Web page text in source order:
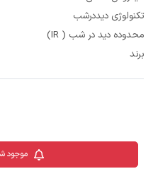
تکنولوژی دیددرشب
محدوده دید در شب ( IR)
برند
موجود